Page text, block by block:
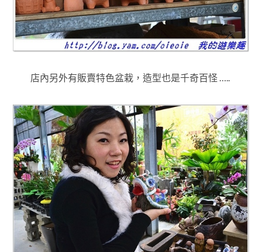
店內另外有販賣特色盆栽，造型也是千奇百怪 …..